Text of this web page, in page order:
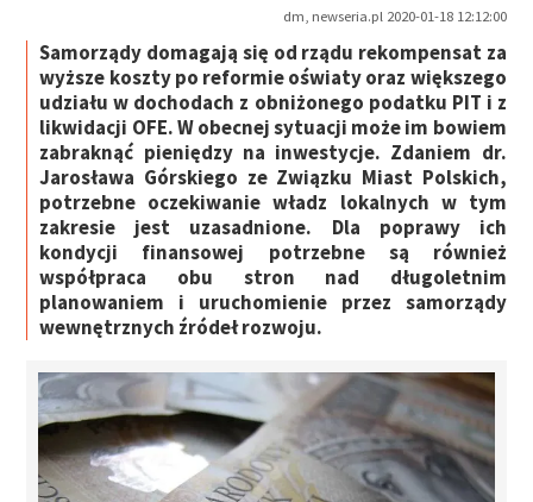
dm, newseria.pl 2020-01-18 12:12:00
Samorządy domagają się od rządu rekompensat za
wyższe koszty po reformie oświaty oraz większego
udziału w dochodach z obniżonego podatku PIT i z
likwidacji OFE. W obecnej sytuacji może im bowiem
zabraknąć pieniędzy na inwestycje. Zdaniem dr.
Jarosława Górskiego ze Związku Miast Polskich,
potrzebne oczekiwanie władz lokalnych w tym
zakresie jest uzasadnione. Dla poprawy ich
kondycji finansowej potrzebne są również
współpraca obu stron nad długoletnim
planowaniem i uruchomienie przez samorządy
wewnętrznych źródeł rozwoju.